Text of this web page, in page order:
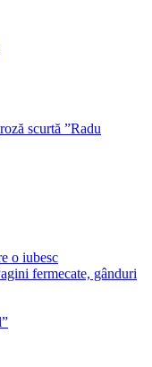
scurtă ”Radu
o iubesc
fermecate, gânduri